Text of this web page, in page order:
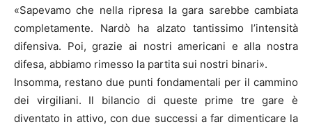
«Sapevamo che nella ripresa la gara sarebbe cambiata
completamente. Nardò ha alzato tantissimo l’intensità
difensiva. Poi, grazie ai nostri americani e alla nostra
difesa, abbiamo rimesso la partita sui nostri binari».
Insomma, restano due punti fondamentali per il cammino
dei virgiliani. Il bilancio di queste prime tre gare è
diventato in attivo, con due successi a far dimenticare la